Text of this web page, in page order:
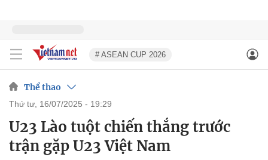
# ASEAN CUP 2026
Thể thao
thứ tư, 16/07/2025 - 19:29
U23 Lào tuột chiến thắng trước
trận gặp U23 Việt Nam